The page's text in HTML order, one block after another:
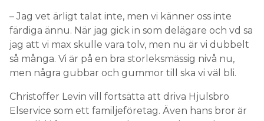
– Jag vet ärligt talat inte, men vi känner oss inte
färdiga ännu. När jag gick in som delägare och vd sa
jag att vi max skulle vara tolv, men nu är vi dubbelt
så många. Vi är på en bra storleksmässig nivå nu,
men några gubbar och gummor till ska vi väl bli.
Christoffer Levin vill fortsätta att driva Hjulsbro
Elservice som ett familjeföretag. Även hans bror är